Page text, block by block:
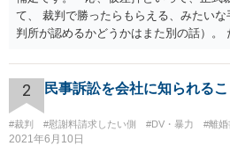
て、 裁判で勝ったらもらえる、みたい
判所が認めるかどうかはまた別の話）。
のであれば、 面談相談に行って詳しく
2 民事訴訟を会社に知られる
#裁判 #慰謝料請求したい側 #DV・暴力 #離
2021年6月10日